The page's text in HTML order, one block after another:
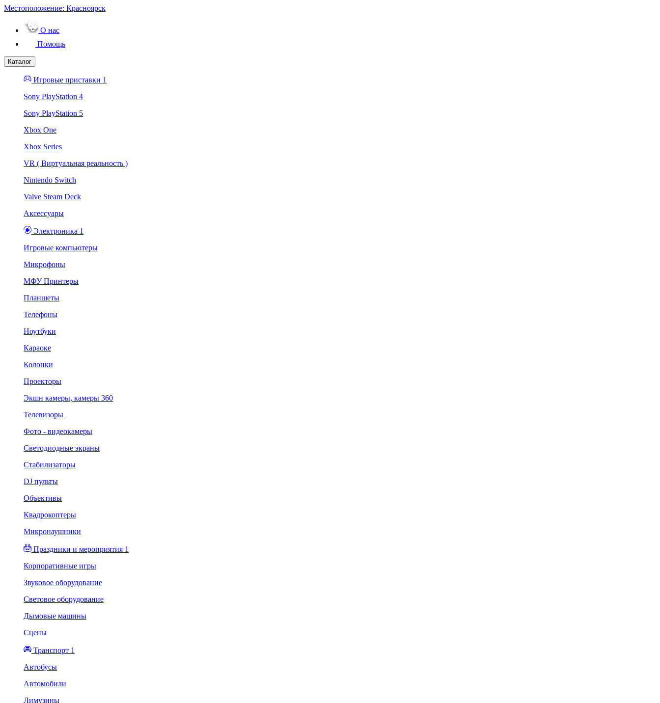
Местоположение: Красноярск
О нас
Помощь
Каталог
Игровые приставки 1
Sony PlayStation 4
Sony PlayStation 5
Xbox One
Xbox Series
VR ( Виртуальная реальность )
Nintendo Switch
Valve Steam Deck
Аксессуары
Электроника 1
Игровые компьютеры
Микрофоны
МФУ Принтеры
Планшеты
Телефоны
Ноутбуки
Караоке
Колонки
Проекторы
Экшн камеры, камеры 360
Телевизоры
Фото - видеокамеры
Светодиодные экраны
Стабилизаторы
DJ пульты
Объективы
Квадрокоптеры
Микронаушники
Праздники и мероприятия 1
Корпоративные игры
Звуковое оборудование
Световое оборудование
Дымовые машины
Сцены
Транспорт 1
Автобусы
Автомобили
Лимузины